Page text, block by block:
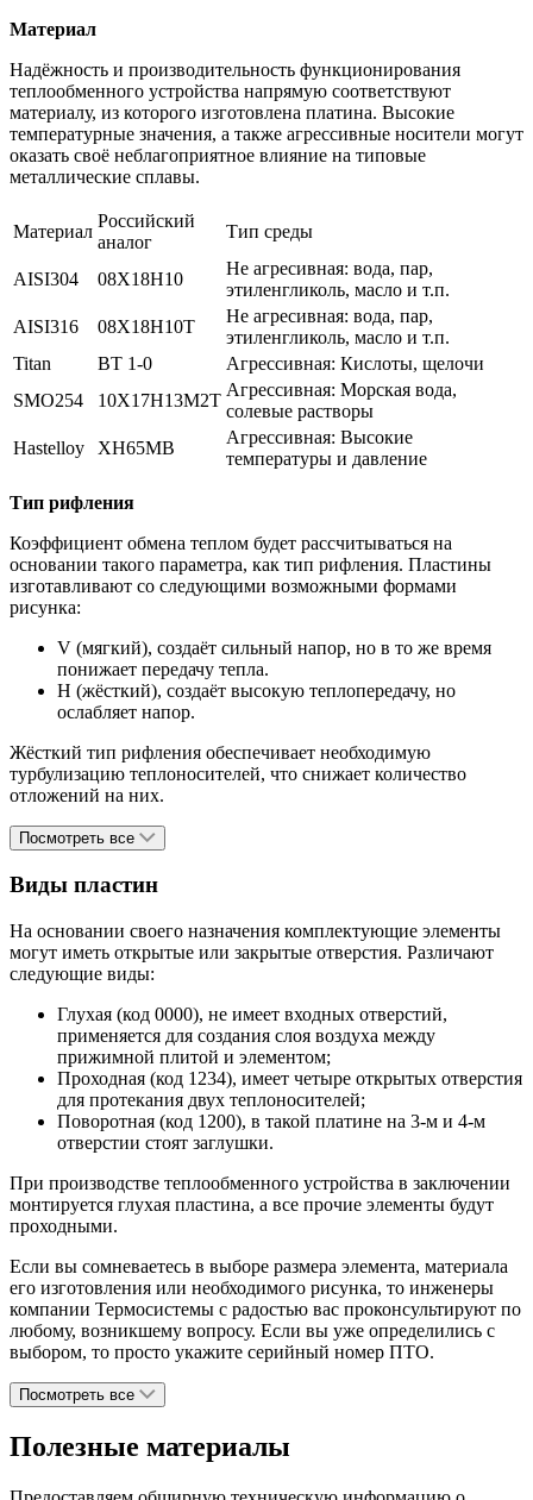
Материал
Надёжность и производительность функционирования
теплообменного устройства напрямую соответствуют
материалу, из которого изготовлена платина. Высокие
температурные значения, а также агрессивные носители могут
оказать своё неблагоприятное влияние на типовые
металлические сплавы.
Материал
Российский
аналог
Тип среды
AISI304 08Х18Н10
Не агресивная: вода, пар,
этиленгликоль, масло и т.п.
AISI316
08Х18Н10Т
Не агресивная: вода, пар,
этиленгликоль, масло и т.п.
Titan
ВТ 1-0
Агрессивная: Кислоты, щелочи
SMO254
10Х17Н13М2Т
Агрессивная: Морская вода,
солевые растворы
Hastelloy
ХН65МВ
Агрессивная: Высокие
температуры и давление
Тип рифления
Коэффициент обмена теплом будет рассчитываться на
основании такого параметра, как тип рифления. Пластины
изготавливают со следующими возможными формами
рисунка:
V (мягкий), создаёт сильный напор, но в то же время
понижает передачу тепла.
H (жёсткий), создаёт высокую теплопередачу, но
ослабляет напор.
Жёсткий тип рифления обеспечивает необходимую
турбулизацию теплоносителей, что снижает количество
отложений на них.
Посмотреть все
Виды пластин
На основании своего назначения комплектующие элементы
могут иметь открытые или закрытые отверстия. Различают
следующие виды:
Глухая (код 0000), не имеет входных отверстий,
применяется для создания слоя воздуха между
прижимной плитой и элементом;
Проходная (код 1234), имеет четыре открытых отверстия
для протекания двух теплоносителей;
Поворотная (код 1200), в такой платине на 3-м и 4-м
отверстии стоят заглушки.
При производстве теплообменного устройства в заключении
монтируется глухая пластина, а все прочие элементы будут
проходными.
Если вы сомневаетесь в выборе размера элемента, материала
его изготовления или необходимого рисунка, то инженеры
компании Термосистемы с радостью вас проконсультируют по
любому, возникшему вопросу. Если вы уже определились с
выбором, то просто укажите серийный номер ПТО.
Посмотреть все
Полезные материалы